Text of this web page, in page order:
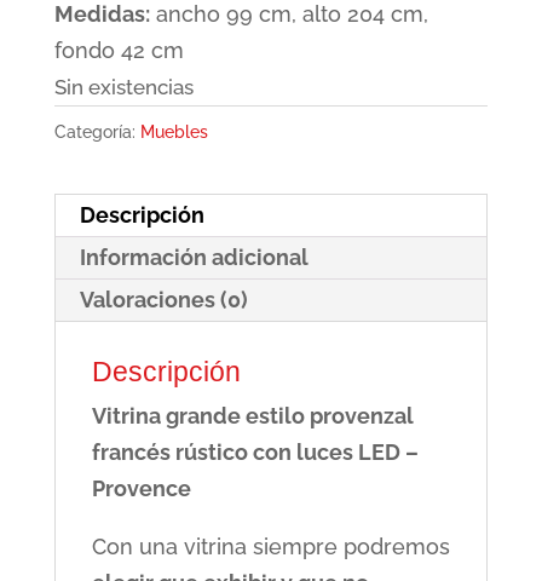
Medidas:ancho 99 cm, alto 204 cm,
fondo 42 cm
Sin existencias
Categoría: Muebles
Descripción
Información adicional
Valoraciones (0)
Descripción
Vitrina grande estilo provenzal
francés rústico con luces LED –
Provence
Con una vitrina siempre podremos